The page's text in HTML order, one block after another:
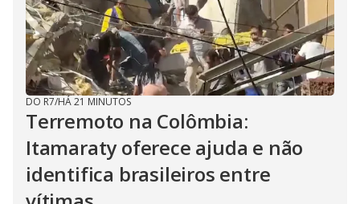
DO R7/HÁ 21 MINUTOS
Terremoto na Colômbia:
Itamaraty oferece ajuda e não
identifica brasileiros entre